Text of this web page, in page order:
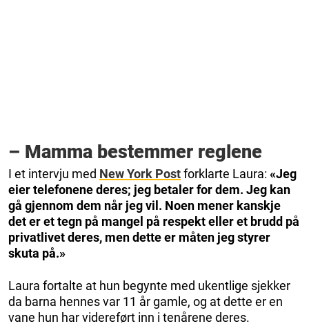
– Mamma bestemmer reglene
I et intervju med New York Postforklarte Laura: «Jeg
eier telefonene deres; jeg betaler for dem. Jeg kan
gå gjennom dem når jeg vil. Noen mener kanskje
det er et tegn på mangel på respekt eller et brudd på
privatlivet deres, men dette er måten jeg styrer
skuta på.»
Laura fortalte at hun begynte med ukentlige sjekker
da barna hennes var 11 år gamle, og at dette er en
vane hun har videreført inn i tenårene deres.